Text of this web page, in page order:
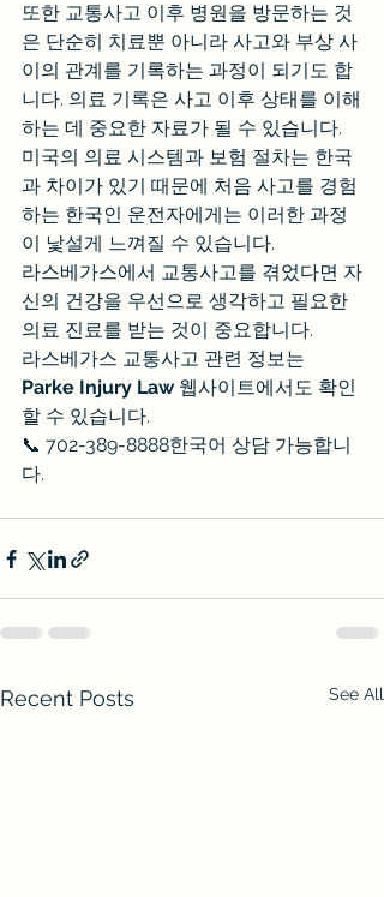
또한 교통사고 이후 병원을 방문하는 것
은 단순히 치료뿐 아니라 사고와 부상 사
이의 관계를 기록하는 과정이 되기도 합
니다. 의료 기록은 사고 이후 상태를 이해
하는 데 중요한 자료가 될 수 있습니다.
미국의 의료 시스템과 보험 절차는 한국
과 차이가 있기 때문에 처음 사고를 경험
하는 한국인 운전자에게는 이러한 과정
이 낯설게 느껴질 수 있습니다.
라스베가스에서 교통사고를 겪었다면 자
신의 건강을 우선으로 생각하고 필요한
의료 진료를 받는 것이 중요합니다.
라스베가스 교통사고 관련 정보는
Parke Injury Law 웹사이트에서도 확인
할 수 있습니다.
📞 702-389-8888한국어 상담 가능합니
다.
Recent Posts See All